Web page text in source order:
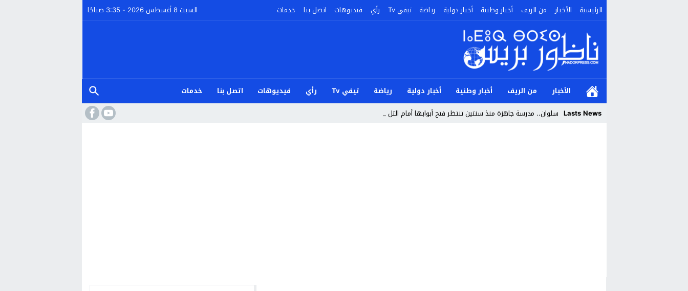
الرئيسية الأخبار من الريف أخبار وطنية أخبار دولية رياضة تيفي Tv رأي فيديوهات اتصل بنا خدمات السبت 8 أغسطس 2026 - 3:35 صباحًا
الأخبار من الريف أخبار وطنية أخبار دولية رياضة تيفي Tv رأي فيديوهات اتصل بنا
خدمات
Lasts News سلوان.. مدرسة جاهزة منذ سنتين تنتظر فتح أبوابها أمام التلاميذ